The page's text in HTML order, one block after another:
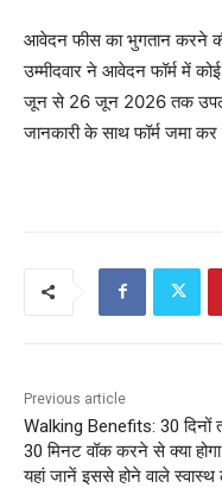
आवेदन फीस का भुगतान करने
उम्मीदवार ने आवेदन फॉर्म में
जून से 26 जून 2026 तक
जानकारी के साथ फॉर्म जमा
Previous article
Walking Benefits: 30 दिनों
30 मिनट वॉक करने से क्या
यहां जानें इससे होने वाले स्वास्थ